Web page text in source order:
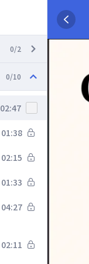
0/2
0/10
02:47
01:38
02:15
01:33
04:27
02:11